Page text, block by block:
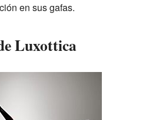
en sus gafas.
Luxottica